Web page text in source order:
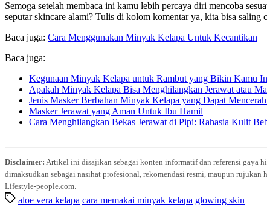
Semoga setelah membaca ini kamu lebih percaya diri mencoba
seputar skincare alami? Tulis di kolom komentar ya, kita bisa saling
Baca juga: Cara Menggunakan Minyak Kelapa Untuk Kecantikan
Baca juga:
Kegunaan Minyak Kelapa untuk Rambut yang Bikin Kamu
Apakah Minyak Kelapa Bisa Menghilangkan Jerawat atau
Jenis Masker Berbahan Minyak Kelapa yang Dapat
Masker Jerawat yang Aman Untuk Ibu Hamil
Cara Menghilangkan Bekas Jerawat di Pipi: Rahasia Kulit
Disclaimer: Artikel ini disajikan sebagai konten informatif dan referensi gaya
dimaksudkan sebagai nasihat profesional, rekomendasi resmi, maupun
Lifestyle-people.com.
aloe vera kelapa cara memakai minyak kelapa glowing skin